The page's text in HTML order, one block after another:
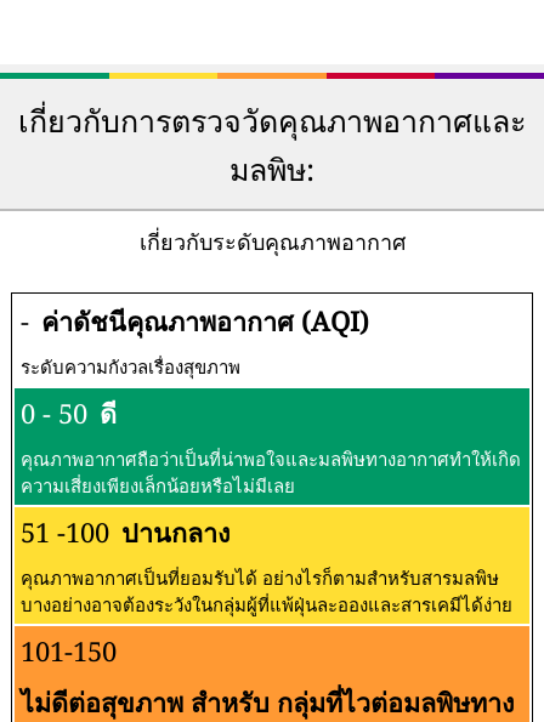
เกี่ยวกับการตรวจวัดคุณภาพอากาศและ
มลพิษ:
เกี่ยวกับระดับคุณภาพอากาศ
- ค่าดัชนีคุณภาพอากาศ (AQI)
ระดับความกังวลเรื่องสุขภาพ
0 - 50 ดี
คุณภาพอากาศถือว่าเป็นที่น่าพอใจและมลพิษทางอากาศทำให้เกิด
ความเสี่ยงเพียงเล็กน้อยหรือไม่มีเลย
51 -100 ปานกลาง
คุณภาพอากาศเป็นที่ยอมรับได้ อย่างไรก็ตามสำหรับสารมลพิษ
บางอย่างอาจต้องระวังในกลุ่มผู้ที่แพ้ฝุ่นละอองและสารเคมีได้ง่าย
101-150
ไม่ดีต่อสุขภาพ สำหรับ กลุ่มที่ไวต่อมลพิษทาง